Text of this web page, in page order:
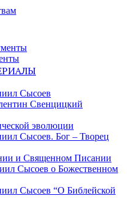
Сысоев
Свенцицкий
эволюции
Сысоев. Бог – Творец
и Священном Писании
Сысоев о Божественном
Сысоев “О Библейской